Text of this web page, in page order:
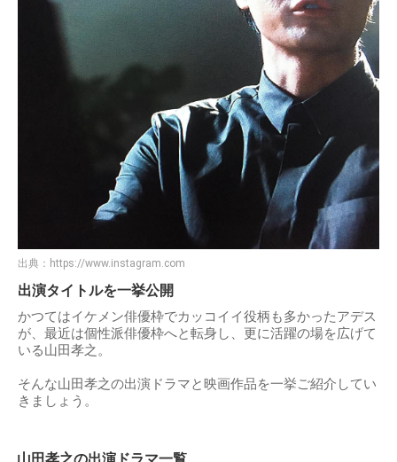
出典： https://www.instagram.com
出演タイトルを一挙公開
かつてはイケメン俳優枠でカッコイイ役柄も多かったアデス
が、最近は個性派俳優枠へと転身し、更に活躍の場を広げて
いる山田孝之。
そんな山田孝之の出演ドラマと映画作品を一挙ご紹介してい
きましょう。
山田孝之の出演ドラマ一覧